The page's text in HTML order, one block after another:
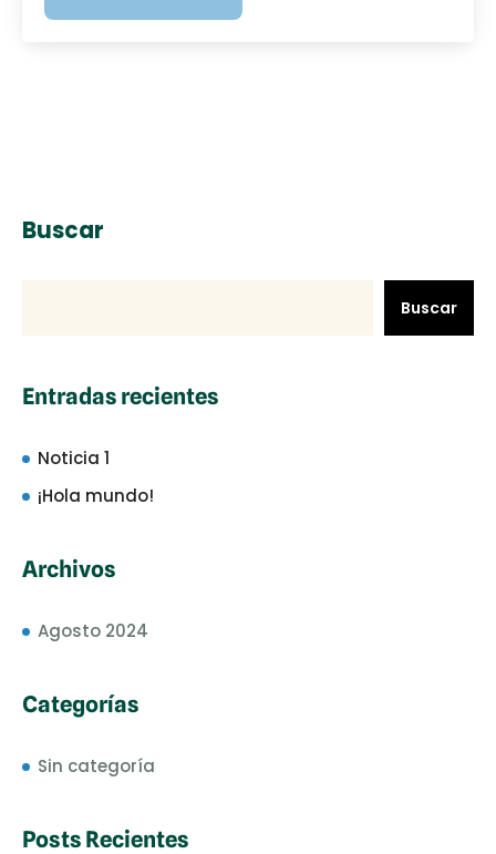
Buscar
Buscar
Entradas recientes
Noticia 1
¡Hola mundo!
Archivos
Agosto 2024
Categorías
Sin categoría
Posts Recientes